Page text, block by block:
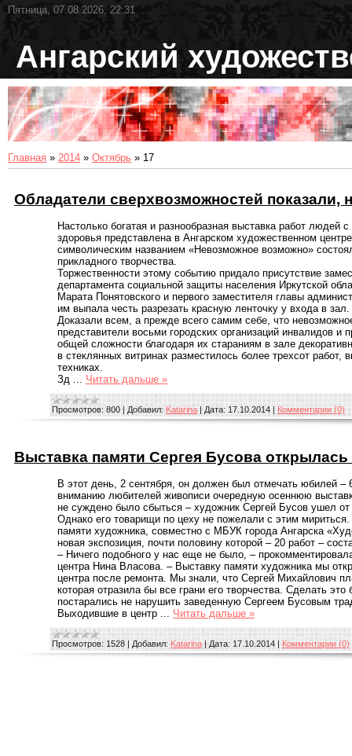
Пятница, 07.08.2026, 22:31
Ангарский
Главная » 2014 » Октябрь » 17
Обладатели сверхвозможностей показали,
Настолько богатая и разнообразная выставка работ людей
здоровья представлена в Ангарском художественном
символическим названием «Невозможное возможно»
прикладного творчества.
Торжественности этому событию придало присутствие
департамента социальной защиты населения Иркутской
Марата Понятовского и первого заместителя главы
им выпала честь разрезать красную ленточку у входа в зал.
Доказали всем, а прежде всего самим себе, что
представители восьми городских организаций инвалидов и
общей сложности благодаря их стараниям в зале
в стеклянных витринах разместилось более трехсот
техниках.
Зд ... Читать дальше »
Просмотров: 800 | Добавил: Katarina | Дата: 17.10.2014 | Комментарии (0)
Выставка памяти Сергея Бусова открылась
В этот день, 2 сентября, он должен был отмечать юбилей –
вниманию любителей живописи очередную осеннюю
не суждено было сбыться – художник Сергей Бусов ушел
Однако его товарищи по цеху не пожелали с этим
памяти художника, совместно с МБУК города Ангарска
новая экспозиция, почти половину которой – 20 работ –
– Ничего подобного у нас еще не было, –
центра Нина Власова. – Выставку памяти художника мы
центра после ремонта. Мы знали, что Сергей Михайлович
которая отразила бы все грани его творчества. Сделать
постарались не нарушить заведенную Сергеем Бусовым
Выходившие в центр ... Читать дальше »
Просмотров: 1528 | Добавил: Katarina | Дата: 17.10.2014 | Комментарии (0)